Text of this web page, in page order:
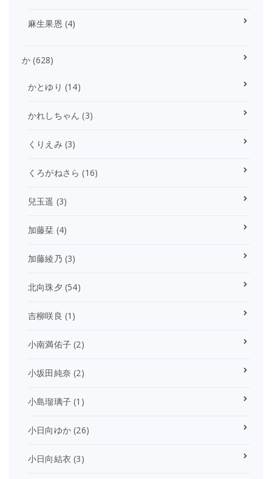
麻生果恩 (4)
か (628)
かとゆり (14)
かれしちゃん (3)
くりえみ (3)
くろがねさら (16)
兒玉遥 (3)
加藤栞 (4)
加藤綾乃 (3)
北向珠夕 (54)
吉柳咲良 (1)
小南満佑子 (2)
小坂田純奈 (2)
小島瑠璃子 (1)
小日向ゆか (26)
小日向結衣 (3)